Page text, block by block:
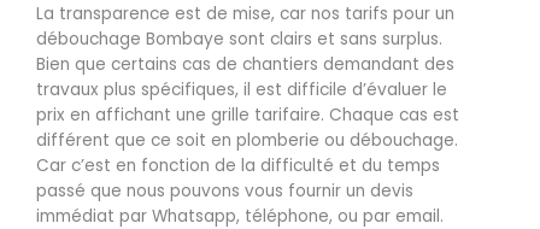
La transparence est de mise, car nos tarifs pour un
débouchage Bombaye sont clairs et sans surplus.
Bien que certains cas de chantiers demandant des
travaux plus spécifiques, il est difficile d’évaluer le
prix en affichant une grille tarifaire. Chaque cas est
différent que ce soit en plomberie ou débouchage.
Car c’est en fonction de la difficulté et du temps
passé que nous pouvons vous fournir un devis
immédiat par Whatsapp, téléphone, ou par email.